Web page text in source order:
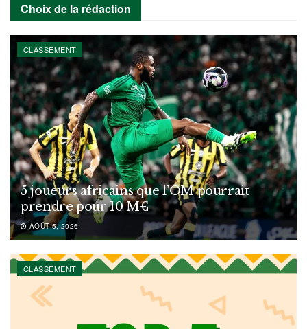
Choix de la rédaction
CLASSEMENT
5 joueurs africains que l’OM pourrait
prendre pour 10 M€
AOÛT 5, 2026
CLASSEMENT